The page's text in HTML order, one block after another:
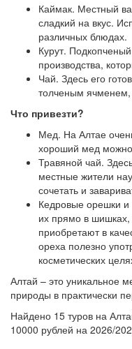
Каймак. Местный
сладкий на вкус.
различных блюдах.
Курут.
производства,
Чай. Здесь его
толченым
Что привезти?
Мед. На Алтае
хороший мед можно
Травяной чай.
местные жители
сочетать и
Кедровые орешки
их прямо в шишках,
приобретают в
ореха полезно
косметических
Алтай – это уникальное
природы в практически
Найдено 15 туров на
10000 рублей на 2026/